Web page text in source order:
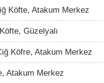
Köfte, Atakum Merkez
Güzelyalı
Köfre, Atakum Merkez
Atakum Merkez